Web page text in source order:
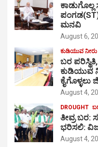
ಮನವಿ
August 6,
ಕುಡಿಯುವ ನೀರು
ಬರ
ಕುಡಿಯುವ
August 4,
DROUGHT
ತೀವ್ರ ಬರ:
ಭರಿಸಲಿ:
August 4,